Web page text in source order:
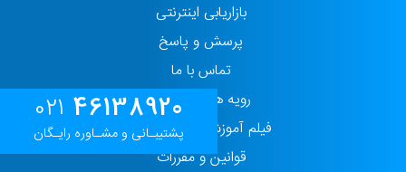
021 46138920
پشتیبـانی و مشـاوره رایـگان
بازاریابی اینترنتی
پرسش و پاسخ
تماس با ما
رویه های حفاظت
فیلم آموزش پنل مدیریت
قوانین و مقررات